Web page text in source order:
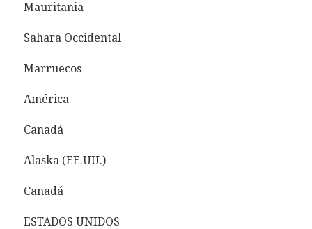
Mauritania
Sahara Occidental
Marruecos
América
Canadá
Alaska (EE.UU.)
Canadá
ESTADOS UNIDOS